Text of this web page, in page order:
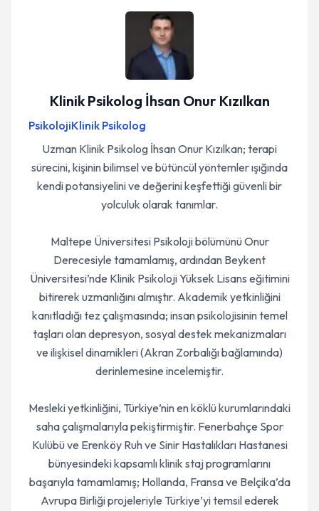
Klinik Psikolog İhsan Onur Kızılkan
PsikolojiKlinik Psikolog
Uzman Klinik Psikolog İhsan Onur Kızılkan; terapi
sürecini, kişinin bilimsel ve bütüncül yöntemler ışığında
kendi potansiyelini ve değerini keşfettiği güvenli bir
yolculuk olarak tanımlar.
Maltepe Üniversitesi Psikoloji bölümünü Onur
Derecesiyle tamamlamış, ardından Beykent
Üniversitesi’nde Klinik Psikoloji Yüksek Lisans eğitimini
bitirerek uzmanlığını almıştır. Akademik yetkinliğini
kanıtladığı tez çalışmasında; insan psikolojisinin temel
taşları olan depresyon, sosyal destek mekanizmaları
ve ilişkisel dinamikleri (Akran Zorbalığı bağlamında)
derinlemesine incelemiştir.
Mesleki yetkinliğini, Türkiye’nin en köklü kurumlarındaki
saha çalışmalarıyla pekiştirmiştir. Fenerbahçe Spor
Kulübü ve Erenköy Ruh ve Sinir Hastalıkları Hastanesi
bünyesindeki kapsamlı klinik staj programlarını
başarıyla tamamlamış; Hollanda, Fransa ve Belçika’da
Avrupa Birliği projeleriyle Türkiye’yi temsil ederek